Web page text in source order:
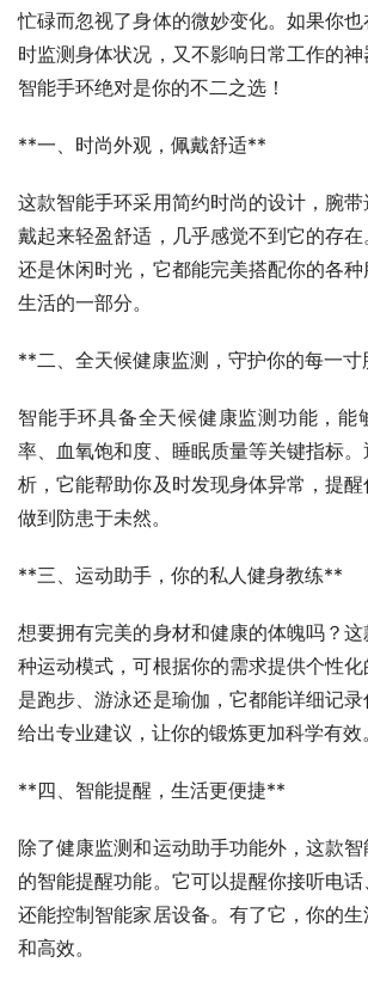
忙碌而忽视了身体的微妙变化。如果你
时监测身体状况，又不影响日常工作的
智能手环绝对是你的不二之选！
**一、时尚外观，佩戴舒适**
这款智能手环采用简约时尚的设计，腕
戴起来轻盈舒适，几乎感觉不到它的存
还是休闲时光，它都能完美搭配你的各
生活的一部分。
**二、全天候健康监测，守护你的每一
智能手环具备全天候健康监测功能，能
率、血氧饱和度、睡眠质量等关键指标
析，它能帮助你及时发现身体异常，提
做到防患于未然。
**三、运动助手，你的私人健身教练**
想要拥有完美的身材和健康的体魄吗？
种运动模式，可根据你的需求提供个性
是跑步、游泳还是瑜伽，它都能详细记
给出专业建议，让你的锻炼更加科学有效。
**四、智能提醒，生活更便捷**
除了健康监测和运动助手功能外，这款
的智能提醒功能。它可以提醒你接听电
还能控制智能家居设备。有了它，你的
和高效。